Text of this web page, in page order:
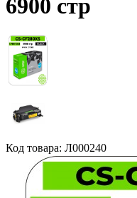
6900 стр
Код товара: Л000240